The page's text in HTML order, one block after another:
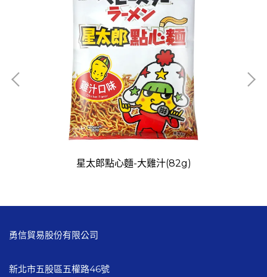
星太郎點心麵-大雞汁(82g)
勇信貿易股份有限公司
新北市五股區五權路46號